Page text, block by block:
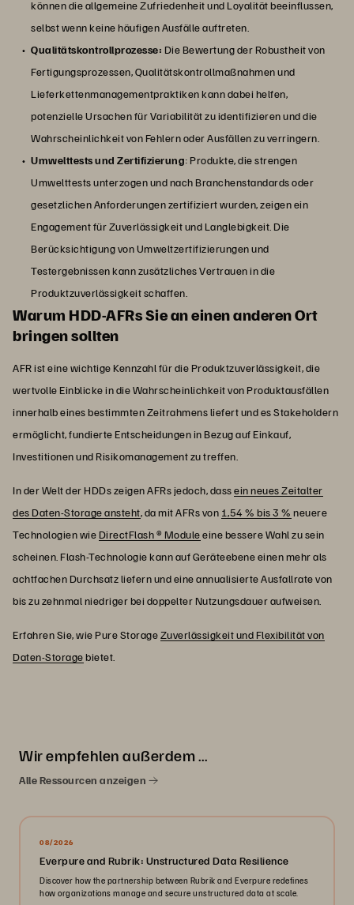
können die allgemeine Zufriedenheit und Loyalität beeinflussen,
selbst wenn keine häufigen Ausfälle auftreten.
Qualitätskontrollprozesse: Die Bewertung der Robustheit von
Fertigungsprozessen, Qualitätskontrollmaßnahmen und
Lieferkettenmanagementpraktiken kann dabei helfen,
potenzielle Ursachen für Variabilität zu identifizieren und die
Wahrscheinlichkeit von Fehlern oder Ausfällen zu verringern.
Umwelttests und Zertifizierung: Produkte, die strengen
Umwelttests unterzogen und nach Branchenstandards oder
gesetzlichen Anforderungen zertifiziert wurden, zeigen ein
Engagement für Zuverlässigkeit und Langlebigkeit. Die
Berücksichtigung von Umweltzertifizierungen und
Testergebnissen kann zusätzliches Vertrauen in die
Produktzuverlässigkeit schaffen.
Warum HDD-AFRs Sie an einen anderen Ort
bringen sollten
AFR ist eine wichtige Kennzahl für die Produktzuverlässigkeit, die
wertvolle Einblicke in die Wahrscheinlichkeit von Produktausfällen
innerhalb eines bestimmten Zeitrahmens liefert und es Stakeholdern
ermöglicht, fundierte Entscheidungen in Bezug auf Einkauf,
Investitionen und Risikomanagement zu treffen.
In der Welt der HDDs zeigen AFRs jedoch, dassein neues Zeitalter
des Daten-Storage ansteht, da mit AFRs von 1,54 % bis 3 % neuere
Technologien wieDirectFlash ® Moduleeine bessere Wahl zu sein
scheinen. Flash-Technologie kann auf Geräteebene einen mehr als
achtfachen Durchsatz liefern und eine annualisierte Ausfallrate von
bis zu zehnmal niedriger bei doppelter Nutzungsdauer aufweisen.
Erfahren Sie, wie Pure StorageZuverlässigkeit und Flexibilität von
Daten-Storagebietet.
Wir empfehlen außerdem …
Alle Ressourcen anzeigen
08/2026
Everpure and Rubrik: Unstructured Data Resilience
Discover how the partnership between Rubrik and Everpure redefines
how organizations manage and secure unstructured data at scale.